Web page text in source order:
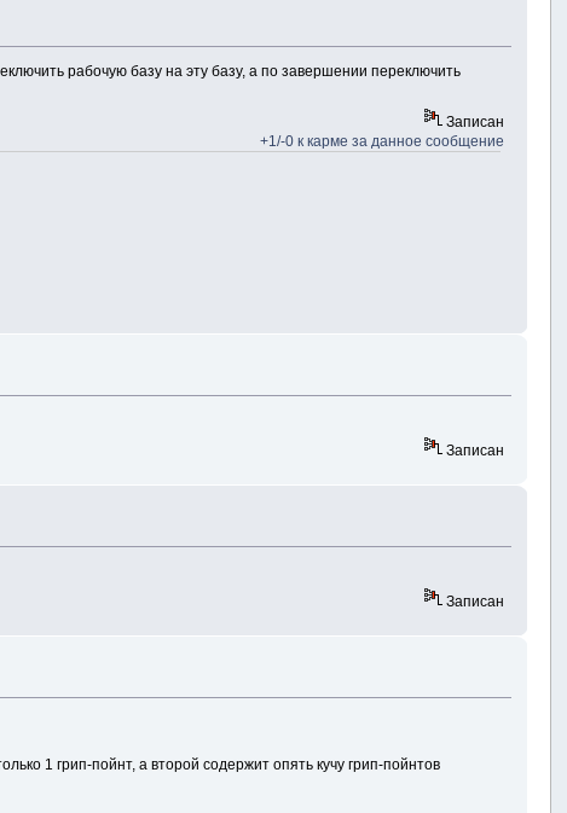
рабочую базу на эту базу, а по завершении переключить
Записан
+1/-0 к карме за данное сообщение
Записан
Записан
1 грип-пойнт, а второй содержит опять кучу грип-пойнтов